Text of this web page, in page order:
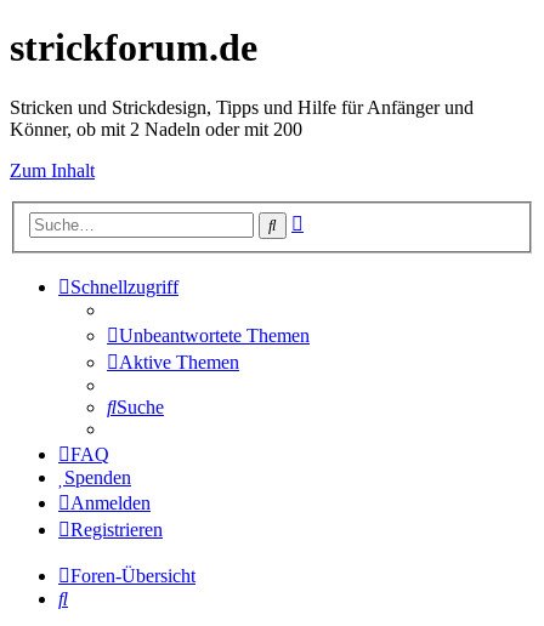
strickforum.de
Stricken und Strickdesign, Tipps und Hilfe für Anfänger und
Könner, ob mit 2 Nadeln oder mit 200
Zum Inhalt
Suche
Schnellzugriff
Unbeantwortete Themen
Aktive Themen
Suche
FAQ
Spenden
Anmelden
Registrieren
Foren-Übersicht
Suche